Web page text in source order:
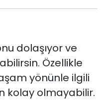
dolaşıyor ve
Özellikle
yönünle ilgili
kolay olmayabilir.